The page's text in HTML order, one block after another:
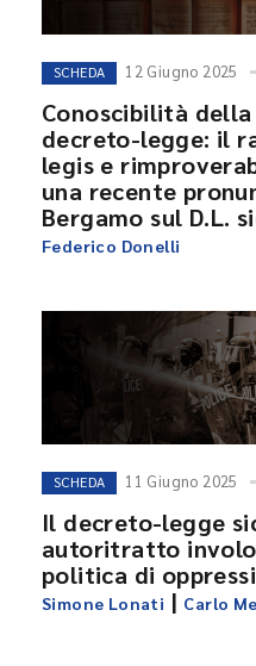
SCHEDA 12 Giugno 2025
Conoscibilità
decreto-legge: il
legis e
una recente
Bergamo sul D.L.
Federico Donelli
SCHEDA 11 Giugno 2025
Il decreto-legge
autoritratto
politica di
Simone Lonati | Carlo